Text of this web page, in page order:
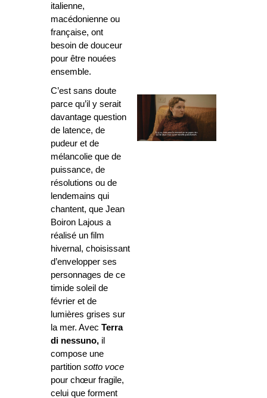
italienne,
macédonienne ou
française, ont
besoin de douceur
pour être nouées
ensemble.
C’est sans doute
parce qu’il y serait
davantage question
de latence, de
pudeur et de
mélancolie que de
puissance, de
résolutions ou de
lendemains qui
chantent, que Jean
Boiron Lajous a
réalisé un film
hivernal, choisissant
d’envelopper ses
personnages de ce
timide soleil de
février et de
lumières grises sur
la mer. Avec Terra
di nessuno, il
compose une
partition sotto voce
pour chœur fragile,
celui que forment